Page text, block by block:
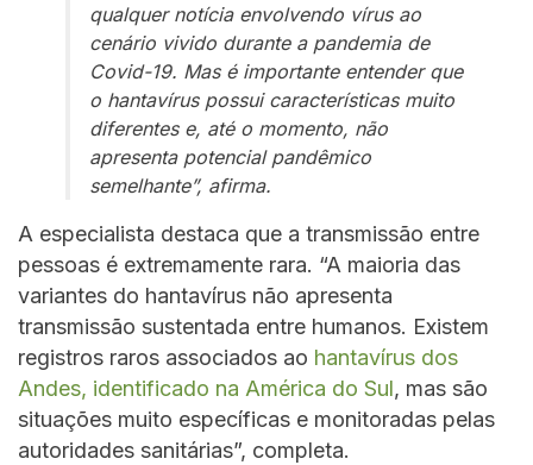
qualquer notícia envolvendo vírus ao
cenário vivido durante a pandemia de
Covid-19. Mas é importante entender que
o hantavírus possui características muito
diferentes e, até o momento, não
apresenta potencial pandêmico
semelhante”, afirma.
A especialista destaca que a transmissão entre
pessoas é extremamente rara. “A maioria das
variantes do hantavírus não apresenta
transmissão sustentada entre humanos. Existem
registros raros associados ao hantavírus dos
Andes, identificado na América do Sul, mas são
situações muito específicas e monitoradas pelas
autoridades sanitárias”, completa.